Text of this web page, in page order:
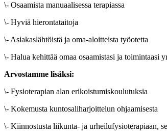
\- Osaamista manuaalisessa terapiassa
\- Hyviä hierontataitoja
\- Asiakaslähtöistä ja oma-aloitteista työotetta
\- Halua kehittää omaa osaamistasi ja toimintaasi
Arvostamme lisäksi:
\- Fysioterapian alan erikoistumiskoulutuksia
\- Kokemusta kuntosaliharjoittelun ohjaamisesta
\- Kiinnostusta liikunta- ja urheilufysioterapiaan,